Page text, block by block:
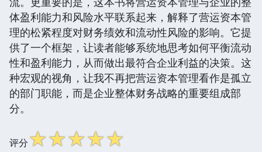
体盈利能力和风险水平联系起来，解释了营运资本管
理的松紧程度对财务绩效和流动性风险的影响。它提
供了一个框架，让读者能够系统地思考如何平衡流动
性和盈利能力，从而做出最符合企业利益的决策。这
种宏观的视角，让我不再把营运资本管理看作是孤立
的部门职能，而是企业整体财务战略的重要组成部
分。
评分☆☆☆☆☆